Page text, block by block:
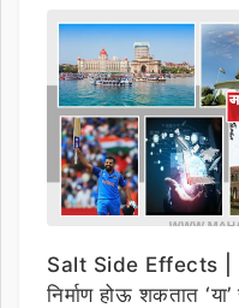
Salt Side Effects |
निर्माण होऊ शकतात